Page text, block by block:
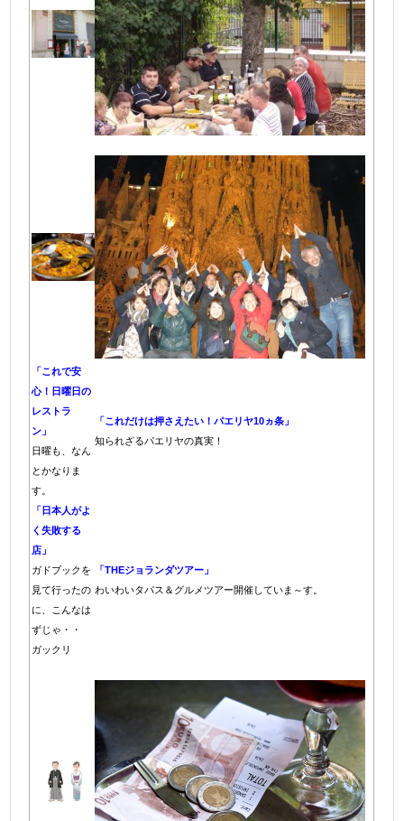
「これで安
心！日曜日の
レストラ
ン」
日曜も、なん
とかなりま
す。
「これだけは押さえたい！パエリヤ10ヵ条」
知られざるパエリヤの真実！
「日本人がよ
く失敗する
店」
ガドブックを
見て行ったの
に、こんなは
ずじゃ・・
ガックリ
「THEジョランダツアー」
わいわいタパス＆グルメツアー開催していま～す。